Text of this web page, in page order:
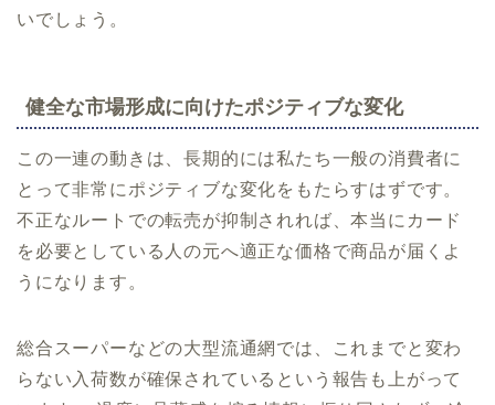
いでしょう。
健全な市場形成に向けたポジティブな変化
この一連の動きは、長期的には私たち一般の消費者に
とって非常にポジティブな変化をもたらすはずです。
不正なルートでの転売が抑制されれば、本当にカード
を必要としている人の元へ適正な価格で商品が届くよ
うになります。
総合スーパーなどの大型流通網では、これまでと変わ
らない入荷数が確保されているという報告も上がって